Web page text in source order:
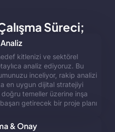
Süreci;
kitlenizi ve sektörel
analiz ediyoruz. Bu
inceliyor, rakip analizi
en uygun dijital stratejiyi
temeller üzerine inşa
getirecek bir proje planı
& Onay